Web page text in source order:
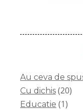
Au ceva de
Cu dichis (20)
Educatie (1)